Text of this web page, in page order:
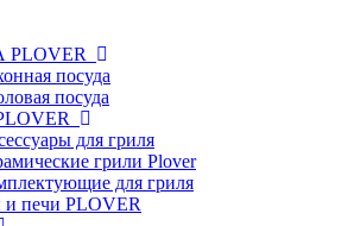
посуда
посуда
для гриля
грили Plover
для гриля
печи PLOVER